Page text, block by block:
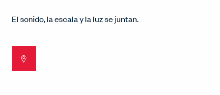
El sonido, la escala y la luz se juntan.